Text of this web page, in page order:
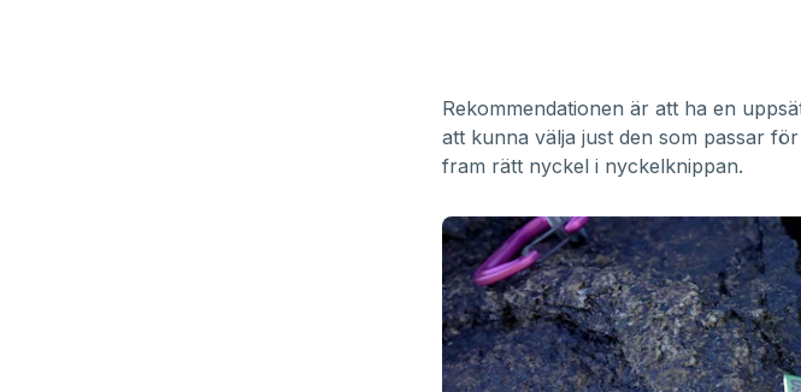
Rekommendationen är att ha en
att kunna välja just den som passar
fram rätt nyckel i nyckelknippan.